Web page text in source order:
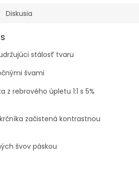
Diskusia
stálosť tvaru
švami
z rebrového úpletu 1:1 s 5%
začistená kontrastnou
švov páskou